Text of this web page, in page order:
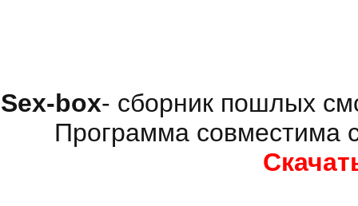
Sex-box- сборник пошлых
Программа совместима